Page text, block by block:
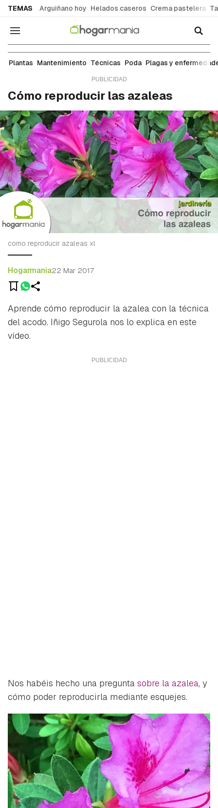
TEMAS Arguiñano hoy Helados caseros Crema pastelera
Navegación
Técnicas
Plantas Mantenimiento Técnicas Poda Plagas y
Cómo reproducir las azaleas
como reproducir azaleas xl
Hogarmania22 Mar 2017
Aprende cómo reproducir la azalea con la técnica
del acodo. Iñigo Segurola nos lo explica en este
vídeo.
Nos habéis hecho una pregunta sobre la azalea, y
cómo poder reproducirla mediante esquejes.